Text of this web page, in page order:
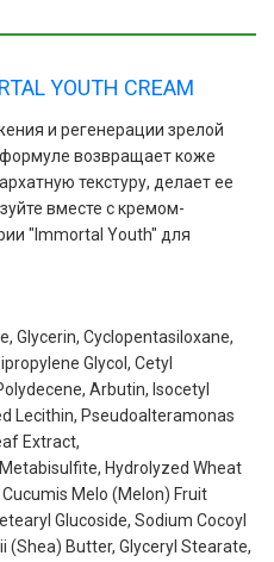
YOUTH CREAM
и регенерации зрелой
возвращает коже
текстуру, делает ее
вместе с кремом-
"Immortal Youth" для
Glycerin, Cyclopentasiloxane,
Glycol, Cetyl
Arbutin, Isocetyl
Lecithin, Pseudoalteramonas
Extract,
Hydrolyzed Wheat
Melo (Melon) Fruit
Glucoside, Sodium Cocoyl
Butter, Glyceryl Stearate,